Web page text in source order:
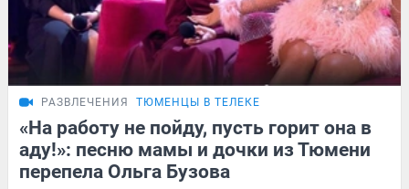
РАЗВЛЕЧЕНИЯ ТЮМЕНЦЫ В ТЕЛЕКЕ
«На работу не пойду, пусть горит она в
аду!»: песню мамы и дочки из Тюмени
перепела Ольга Бузова